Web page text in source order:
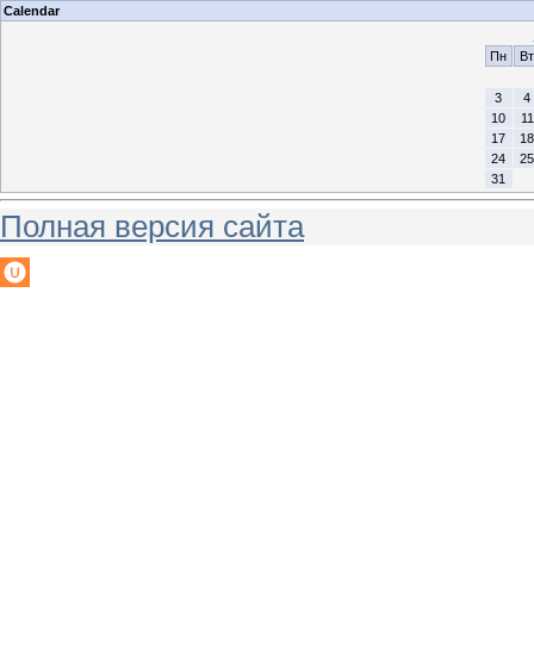
Calendar
Пн
Вт
3
4
10
11
17
18
24
25
31
Полная версия сайта